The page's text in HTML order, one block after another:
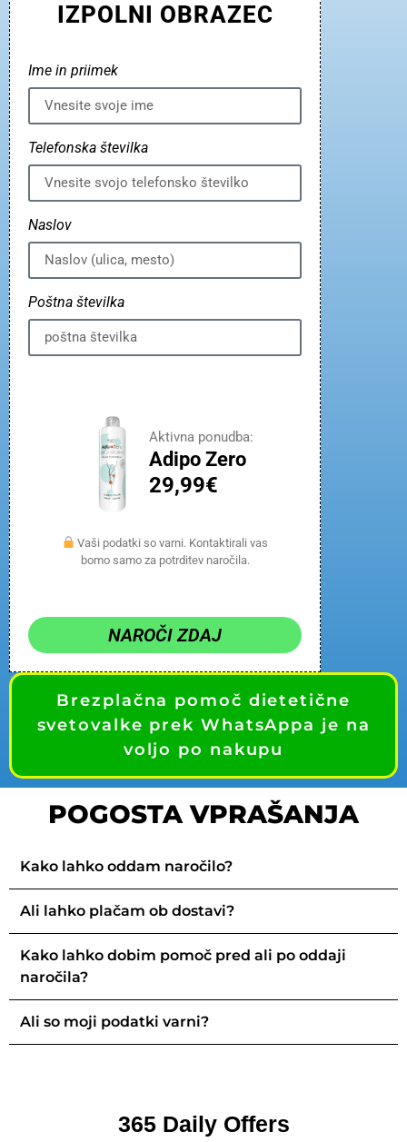
IZPOLNI OBRAZEC
Ime in priimek
Telefonska številka
Naslov
Poštna številka
Aktivna ponudba:
Adipo Zero
29,99€
Vaši podatki so varni. Kontaktirali vas
bomo samo za potrditev naročila.
NAROČI ZDAJ
Brezplačna pomoč dietetične
svetovalke prek WhatsAppa je na
voljo po nakupu
POGOSTA VPRAŠANJA
Kako lahko oddam naročilo?
Ali lahko plačam ob dostavi?
Kako lahko dobim pomoč pred ali po oddaji
naročila?
Ali so moji podatki varni?
365 Daily Offers